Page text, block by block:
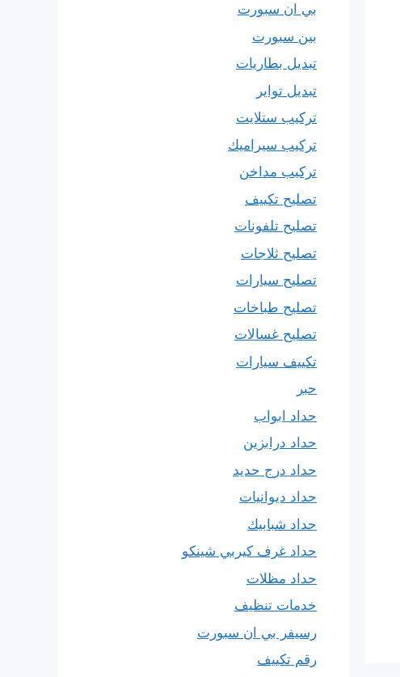
بي ان سبورت
بين سبورت
تبديل بطاريات
تبديل تواير
تركيب ستلايت
تركيب سيراميك
تركيب مداخن
تصليح تكييف
تصليح تلفونات
تصليح ثلاجات
تصليح سيارات
تصليح طباخات
تصليح غسالات
تكييف سيارات
حبر
حداد ابواب
حداد درابزين
حداد درج حديد
حداد ديوانيات
حداد شبابيك
حداد غرف كيربي شينكو
حداد مظلات
خدمات تنظيف
رسيفر بي ان سبورت
رقم تكييف